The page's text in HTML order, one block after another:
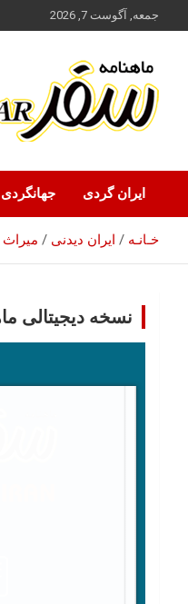
محتوا
جمعه, آگوست 7, 2026
سفر آنلاین
ایران گردی جهانگردی
خـانـه ایران‌ دیدنی میراث
نسخه دیجیتالی